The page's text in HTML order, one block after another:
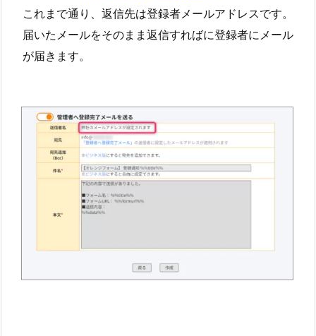
これまで通り、返信先は登録者メールアドレスです。
届いたメールをそのまま返信すればに登録者にメール
が届きます。